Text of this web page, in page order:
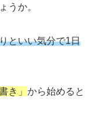
うか。
といい気分で1日
き」 から始めると